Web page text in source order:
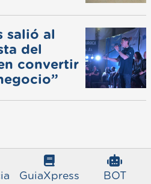
GuiaXpress BOT
salió al
del
convertir